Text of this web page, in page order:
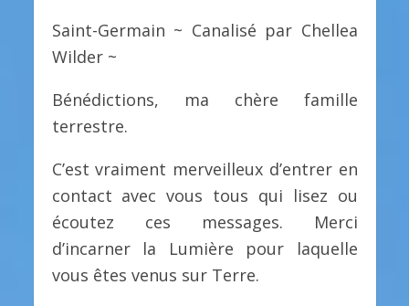
Saint-Germain ~ Canalisé par Chellea
Wilder ~
Bénédictions, ma chère famille
terrestre.
C’est vraiment merveilleux d’entrer en
contact avec vous tous qui lisez ou
écoutez ces messages. Merci
d’incarner la Lumière pour laquelle
vous êtes venus sur Terre.